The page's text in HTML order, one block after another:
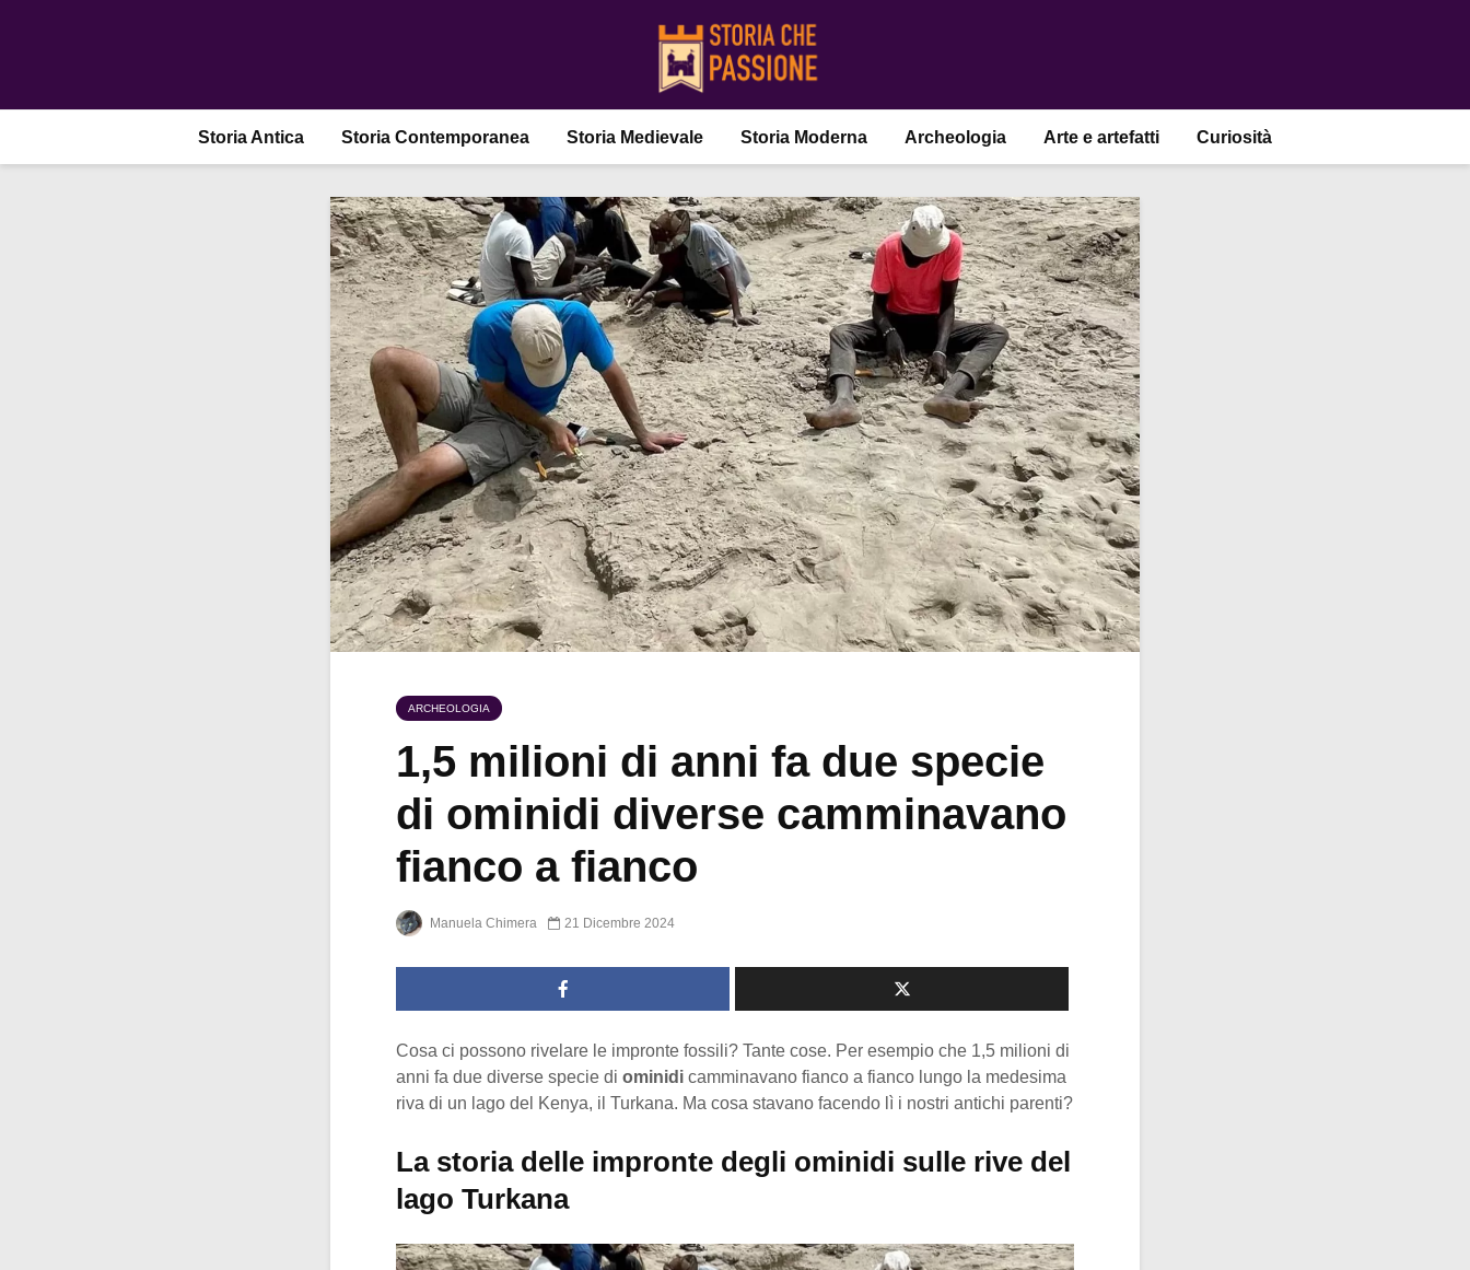
Storia Antica Storia Contemporanea Storia Medievale Storia Moderna Archeologia Arte e artefatti Curiosità
ARCHEOLOGIA
1,5 milioni di anni fa due specie
di ominidi diverse camminavano
fianco a fianco
Manuela Chimera 21 Dicembre 2024
Cosa ci possono rivelare le impronte fossili? Tante cose. Per esempio che 1,5 milioni di
anni fa due diverse specie di ominidi camminavano fianco a fianco lungo la medesima
riva di un lago del Kenya, il Turkana. Ma cosa stavano facendo lì i nostri antichi parenti?
La storia delle impronte degli ominidi sulle rive del
lago Turkana